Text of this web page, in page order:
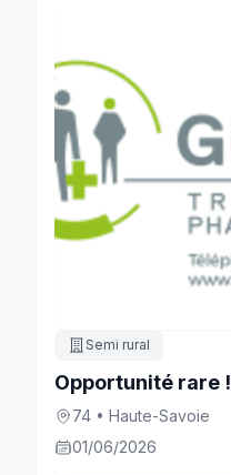
Semi rural
Opportunité rare !
74 • Haute-Savoie
01/06/2026